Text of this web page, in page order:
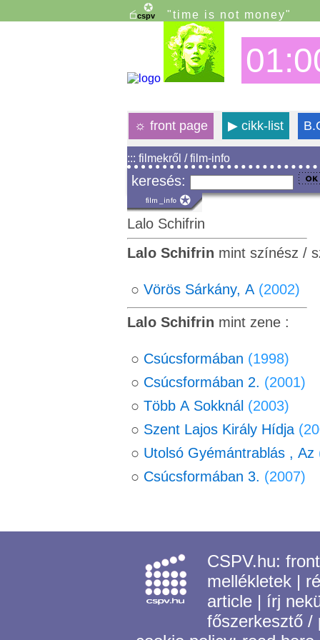
"time is not money"
☼ front page ▶cikk-list
::: filmekről / film-info
keresés:
Lalo Schifrin
Lalo Schifrin mint színész /
○ Vörös Sárkány, A (2002)
Lalo Schifrin mint zene :
○ Csúcsformában (1998)
○ Csúcsformában 2. (2001)
○ Több A Sokknál (2003)
○ Szent Lajos Király Hídja
○ Utolsó Gyémántrablás , Az
○ Csúcsformában 3. (2007)
CSPV.hu:
mellékletek |
article | írj
főszerkesztő